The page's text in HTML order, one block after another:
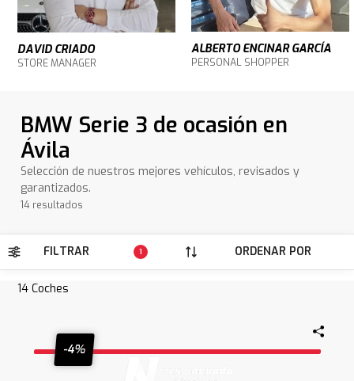
DAVID CRIADO
STORE MANAGER
ALBERTO ENCINAR GARCÍA
PERSONAL SHOPPER
BMW Serie 3 de ocasión en
Ávila
Selección de nuestros mejores vehículos, revisados y
garantizados.
14 resultados
FILTRAR 1 ORDENAR POR
14 Coches
-4%